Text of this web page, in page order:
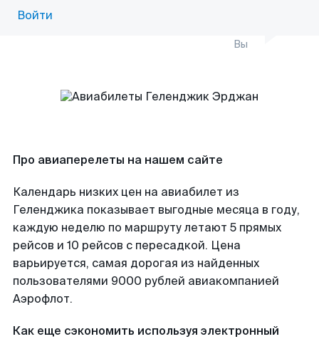
Войти
Вы
Про авиаперелеты на нашем сайте
Календарь низких цен на авиабилет из
Геленджика показывает выгодные месяца в году,
каждую неделю по маршруту летают 5 прямых
рейсов и 10 рейсов с пересадкой. Цена
варьируется, самая дорогая из найденных
пользователями 9000 рублей авиакомпанией
Аэрофлот.
Как еще сэкономить используя электронный